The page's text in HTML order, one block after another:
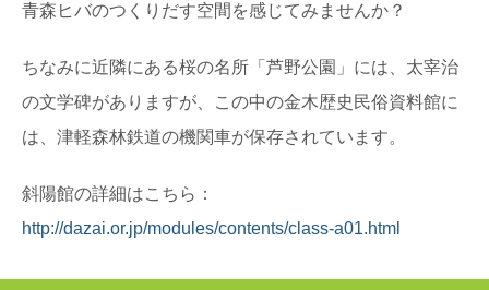
青森ヒバのつくりだす空間を感じてみませんか？
ちなみに近隣にある桜の名所「芦野公園」には、太宰治
の文学碑がありますが、この中の金木歴史民俗資料館に
は、津軽森林鉄道の機関車が保存されています。
斜陽館の詳細はこちら：
http://dazai.or.jp/modules/contents/class-a01.html